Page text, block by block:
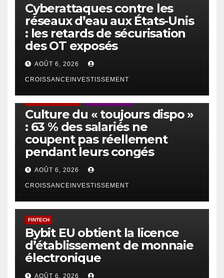
Cyberattaques contre les
réseaux d’eau aux États-Unis
: les retards de sécurisation
des OT exposés
AOÛT 6, 2026
CROISSANCEINVESTISSEMENT
Culture du « toujours dispo »
: 63 % des salariés ne
coupent pas réellement
pendant leurs congés
AOÛT 6, 2026
CROISSANCEINVESTISSEMENT
FINTECH
Bybit EU obtient la licence
d’établissement de monnaie
électronique
AOÛT 6, 2026